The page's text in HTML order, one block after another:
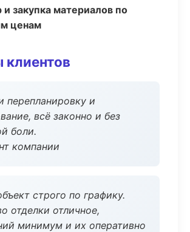
закупка материалов по
ценам
перепланировку и
всё законно и без
боли.
компании
строго по графику.
отделки отличное,
минимум и их оперативно